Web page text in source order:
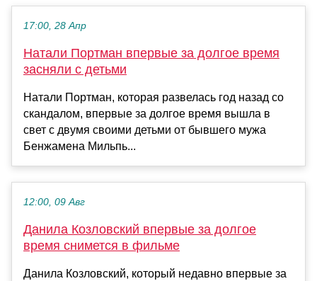
17:00, 28 Апр
Натали Портман впервые за долгое время
засняли с детьми
Натали Портман, которая развелась год назад со
скандалом, впервые за долгое время вышла в
свет с двумя своими детьми от бывшего мужа
Бенжамена Мильпь...
12:00, 09 Авг
Данила Козловский впервые за долгое
время снимется в фильме
Данила Козловский, который недавно впервые за